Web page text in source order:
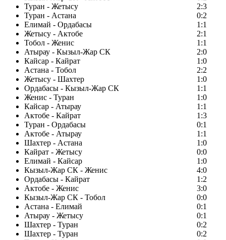
Туран - Жетысу
2:3
Туран - Астана
0:2
Елимай - Ордабасы
1:1
Жетысу - Актобе
2:1
Тобол - Женис
1:1
Атырау - Кызыл-Жар СК
2:0
Кайсар - Кайрат
1:0
Астана - Тобол
2:2
Жетысу - Шахтер
1:0
Ордабасы - Кызыл-Жар СК
1:1
Женис - Туран
1:0
Кайсар - Атырау
1:1
Актобе - Кайрат
1:3
Туран - Ордабасы
0:1
Актобе - Атырау
1:1
Шахтер - Астана
1:0
Кайрат - Жетысу
0:0
Елимай - Кайсар
1:0
Кызыл-Жар СК - Женис
4:0
Ордабасы - Кайрат
1:2
Актобе - Женис
3:0
Кызыл-Жар СК - Тобол
0:0
Астана - Елимай
0:1
Атырау - Жетысу
0:1
Шахтер - Туран
0:2
Шахтер - Туран
0:2